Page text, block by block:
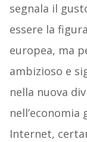
segnala il
essere la
europea, ma
ambizioso e
nella nuova
Internet,